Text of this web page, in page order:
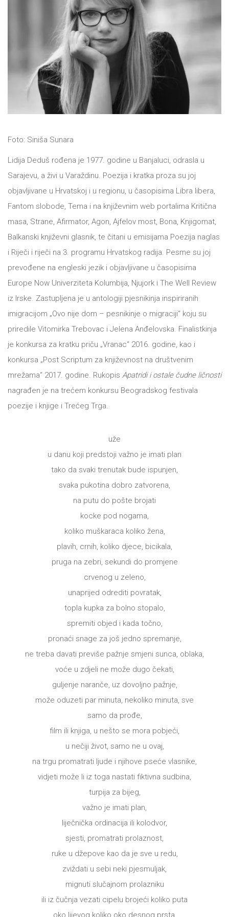
Buka&Bes
NORD
Papirna
pozornica
Hommage
12/19
Portreti
Pro/za
se!
Poezija!
O
NAMA
KNJIŽARA
TREĆE
DRVO
Foto: Siniša Sunara
Lidija Deduš rođena je 1977. godine u Banjaluci, odrasla u
Sarajevu, a živi u Varaždinu. Poezija i kratka proza su joj
objavljivane u Hrvatskoj i u regionu, u časopisima Libra libera,
Fantom slobode, Tema i na književnim web portalima Kritična
masa, Strane, Afirmator, Agon, Ajfelov most, Bona, Knjigomat,
Balkanski književni glasnik, te čitani u emisijama Poezija naglas
i Riječi i riječi na 3. programu Hrvatskog radija. Pesme su joj
prevođene na engleski jezik i objavljivane u časopisima
Europe Now Univerziteta Kolumbija, Njujork i The Well Review
iz Irske. Zastupljena je u antologiji pjesnikinja inspiriranih
imigracijom „Ovo nije dom – pesnikinje o migraciji“ koju su
priredile Vitomirka Trebovac i Jelena Anđelovska. Finalistkinja
je konkursa za kratku priču „Vranac“ 2016. godine, kao i
konkursa „Post Scriptum za književnost na društvenim
mrežama“ 2017. godine. Rukopis Apatridi i ostale čudne ličnosti
nagrađen je na trećem konkursu Beogradskog festivala
poezije i knjige i Trećeg Trga.
uže
u danu koji predstoji važno je imati plan
tako da svaki trenutak bude ispunjen,
svaka pukotina dobro zatvorena,
na putu do pošte brojati
kocke pod nogama,
koliko muškaraca koliko žena,
plavih, crnih, koliko djece, bicikala,
pruga na zebri, sekundi do promjene
crvenog u zeleno,
unaprijed odrediti povratak,
topla kupka za bolno stopalo,
spremiti objed i kada točno,
pronaći snage za još jedno spremanje,
ne treba davati previše pažnje smjeni sunca, oblaka,
voće u zdjeli ne može dugo čekati,
guljenje naranče, uz dovoljno pažnje,
može oduzeti par minuta, nekoliko minuta, sve
samo da prođe,
film ili knjiga, u nešto se mora pobjeći,
u nečiji život, samo ne u ovaj,
na trgu promatrati ljude i njihove pseće vlasnike,
vidjeti može li iz toga nastati fiktivna sudbina,
turpija za bijeg,
važno je imati plan,
liječnička ordinacija ili kolodvor,
sjesti, promatrati prolaznost,
ruke u džepove kao da je sve u redu,
zviždati u sebi neki pjesmuljak,
mignuti slučajnom prolazniku
ili iz čučnja vezati cipelu brojeći koliko puta
oko lijevog koliko oko desnog prsta,